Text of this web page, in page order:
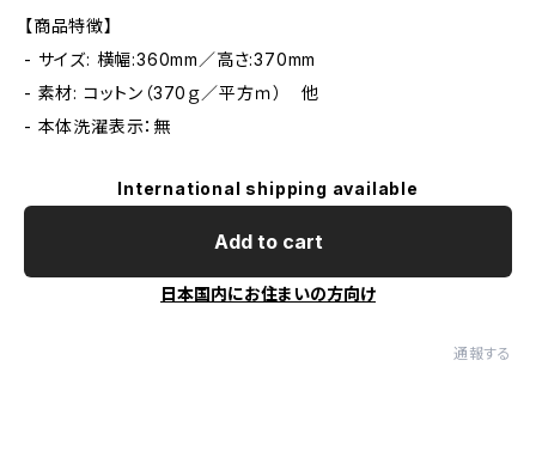
【商品特徴】
- サイズ: 横幅:360mm／高さ:370mm
- 素材: コットン（370ｇ／平方ｍ） 他
- 本体洗濯表示：無
International shipping available
Add to cart
日本国内にお住まいの方向け
通報する